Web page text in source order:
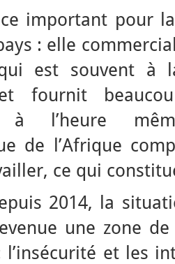
important pour
: elle
est souvent à
fournit
à l’heure
de l’Afrique
ce qui
2014, la
une zone
l’insécurité et les